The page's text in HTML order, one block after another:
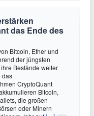
das Ende des
Bitcoin, Ether und
der jüngsten
Bestände weiter
das
CryptoQuant
Bitcoin,
die großen
oder Minern